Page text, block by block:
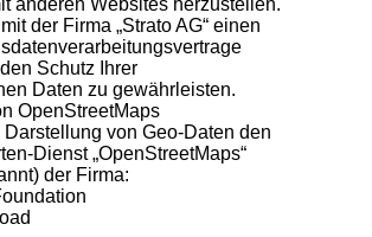
anderen Websites herzustellen.
der Firma „Strato AG“ einen
Schutz Ihrer
Daten zu gewährleisten.
OpenStreetMaps
von Geo-Daten den
Dienst „OpenStreetMaps“
der Firma: